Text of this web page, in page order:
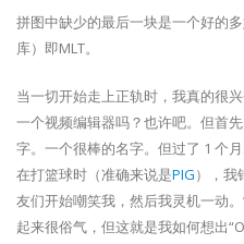
拼图中缺少的最后一块是一个好的
库）即MLT。
当一切开始走上正轨时，我真的很
一个视频编辑器吗？也许吧。但首
字。一个很棒的名字。但过了 1 个
在打篮球时（准确来说是PIG），我
友们开始嘲笑我，然后我灵机一动
起来很俗气，但这就是我如何想出